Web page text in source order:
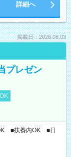
詳細へ
掲載日：2026.08.03
プレゼン
■扶養内OK ■日